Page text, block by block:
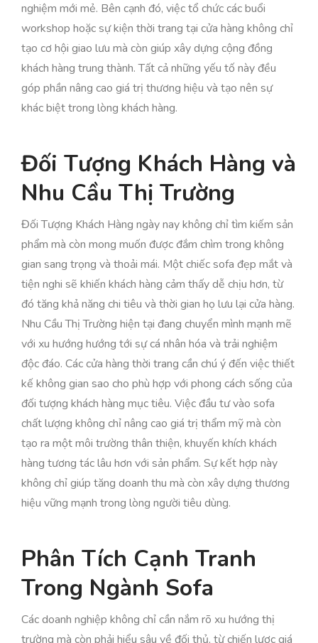
nghiệm mới mẻ. Bên cạnh đó, việc tổ chức các buổi
workshop hoặc sự kiện thời trang tại cửa hàng không chỉ
tạo cơ hội giao lưu mà còn giúp xây dựng cộng đồng
khách hàng trung thành. Tất cả những yếu tố này đều
góp phần nâng cao giá trị thương hiệu và tạo nên sự
khác biệt trong lòng khách hàng.
Đối Tượng Khách Hàng và
Nhu Cầu Thị Trường
Đối Tượng Khách Hàng ngày nay không chỉ tìm kiếm sản
phẩm mà còn mong muốn được đắm chìm trong không
gian sang trọng và thoải mái. Một chiếc sofa đẹp mắt và
tiện nghi sẽ khiến khách hàng cảm thấy dễ chịu hơn, từ
đó tăng khả năng chi tiêu và thời gian họ lưu lại cửa hàng.
Nhu Cầu Thị Trường hiện tại đang chuyển mình mạnh mẽ
với xu hướng hướng tới sự cá nhân hóa và trải nghiệm
độc đáo. Các cửa hàng thời trang cần chú ý đến việc thiết
kế không gian sao cho phù hợp với phong cách sống của
đối tượng khách hàng mục tiêu. Việc đầu tư vào sofa
chất lượng không chỉ nâng cao giá trị thẩm mỹ mà còn
tạo ra một môi trường thân thiện, khuyến khích khách
hàng tương tác lâu hơn với sản phẩm. Sự kết hợp này
không chỉ giúp tăng doanh thu mà còn xây dựng thương
hiệu vững mạnh trong lòng người tiêu dùng.
Phân Tích Cạnh Tranh
Trong Ngành Sofa
Các doanh nghiệp không chỉ cần nắm rõ xu hướng thị
trường mà còn phải hiểu sâu về đối thủ, từ chiến lược giá